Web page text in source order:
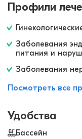
солярий. Выбор
йодобромной
массаж и много
Профили
Заболевания
питания и
Заболевания
Посмотреть все
Удобства
Бассейн